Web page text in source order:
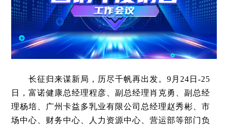
长征归来谋新局，历尽千帆再出发。9月24日-25
日，富诺健康总经理程彦、副总经理肖克勇、副总经
理杨培、 广州卡益多乳业有限公司总经理赵秀彬、市
场中心、财务中心、人力资源中心、营运部等部门负